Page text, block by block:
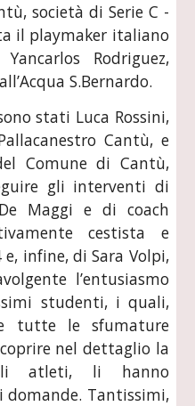
società di Serie C -
il playmaker italiano
Rodriguez,
S.Bernardo.
stati Luca Rossini,
Cantù, e
Comune di Cantù,
gli interventi di
Maggi e di coach
cestista e
infine, di Sara Volpi,
l’entusiasmo
studenti, i quali,
tutte le sfumature
nel dettaglio la
atleti, li hanno
Tantissimi,